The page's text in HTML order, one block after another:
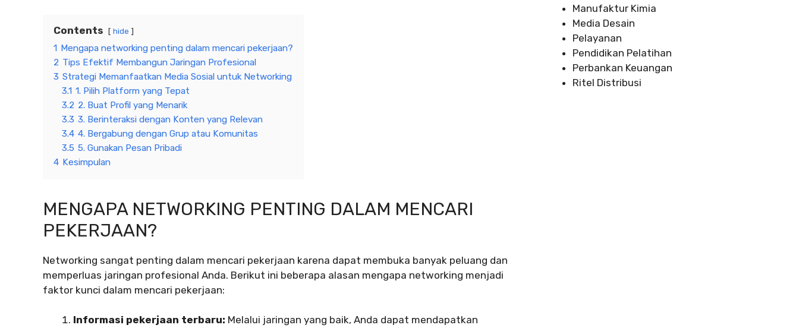
Contents hide
1 Mengapa networking penting dalam mencari pekerjaan?
2 Tips Efektif Membangun Jaringan Profesional
3 Strategi Memanfaatkan Media Sosial untuk Networking
3.1 1. Pilih Platform yang Tepat
3.2 2. Buat Profil yang Menarik
3.3 3. Berinteraksi dengan Konten yang Relevan
3.4 4. Bergabung dengan Grup atau Komunitas
3.5 5. Gunakan Pesan Pribadi
4 Kesimpulan
MENGAPA NETWORKING PENTING DALAM MENCARI
PEKERJAAN?
Networking sangat penting dalam mencari pekerjaan karena dapat membuka banyak peluang dan
memperluas jaringan profesional Anda. Berikut ini beberapa alasan mengapa networking menjadi
faktor kunci dalam mencari pekerjaan:
Informasi pekerjaan terbaru: Melalui jaringan yang baik, Anda dapat mendapatkan
Manufaktur Kimia
Media Desain
Pelayanan
Pendidikan Pelatihan
Perbankan Keuangan
Ritel Distribusi